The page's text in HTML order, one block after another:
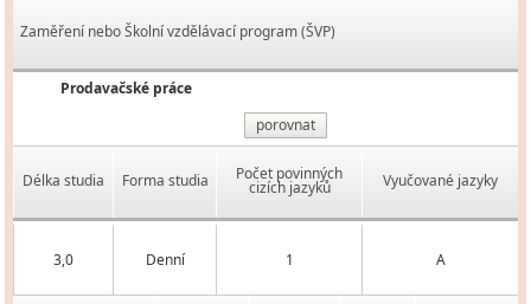
Zaměření nebo Školní vzdělávací program (ŠVP)
Prodavačské práce
porovnat
Délka studia Forma studia Počet povinných
cizích jazyků Vyučované jazyky
3,0 Denní 1 A